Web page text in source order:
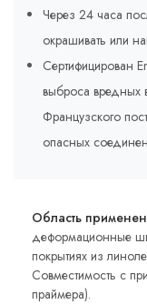
Через 24 часа
окрашивать или
Сертифицирован
выброса вредных
Французского
опасных
Область
деформационные
покрытиях из
Совместимость с
праймера).